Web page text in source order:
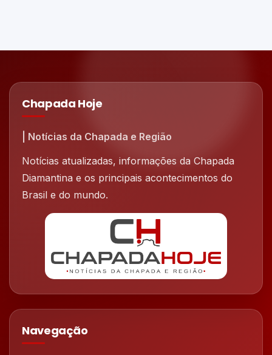
Chapada Hoje
| Notícias da Chapada e Região
Notícias atualizadas, informações da Chapada
Diamantina e os principais acontecimentos do
Brasil e do mundo.
Navegação